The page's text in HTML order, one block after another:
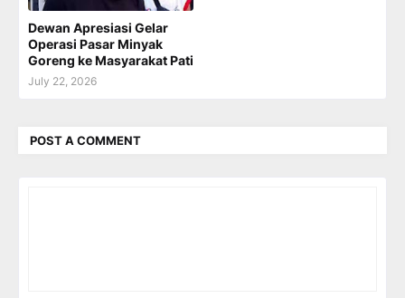
Dewan Apresiasi Gelar
Operasi Pasar Minyak
Goreng ke Masyarakat Pati
July 22, 2026
POST A COMMENT